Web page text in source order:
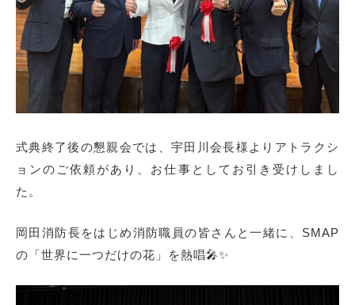
式典終了後の懇親会では、宇田川会長様よりアトラクシ
ョンのご依頼があり、 お仕事としてお引き受けしまし
た。
岡田消防長をはじめ消防職員の皆さんと一緒に、 SMAP
の「世界に一つだけの花」を熱唱🎤✨